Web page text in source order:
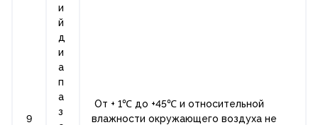
9
и
й
д
и
а
п
а
з
От + 1℃ до +45℃ и относительной
влажности окружающего воздуха не